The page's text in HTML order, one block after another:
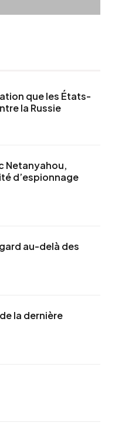
que les États-
la Russie
Netanyahou,
d’espionnage
au-delà des
la dernière